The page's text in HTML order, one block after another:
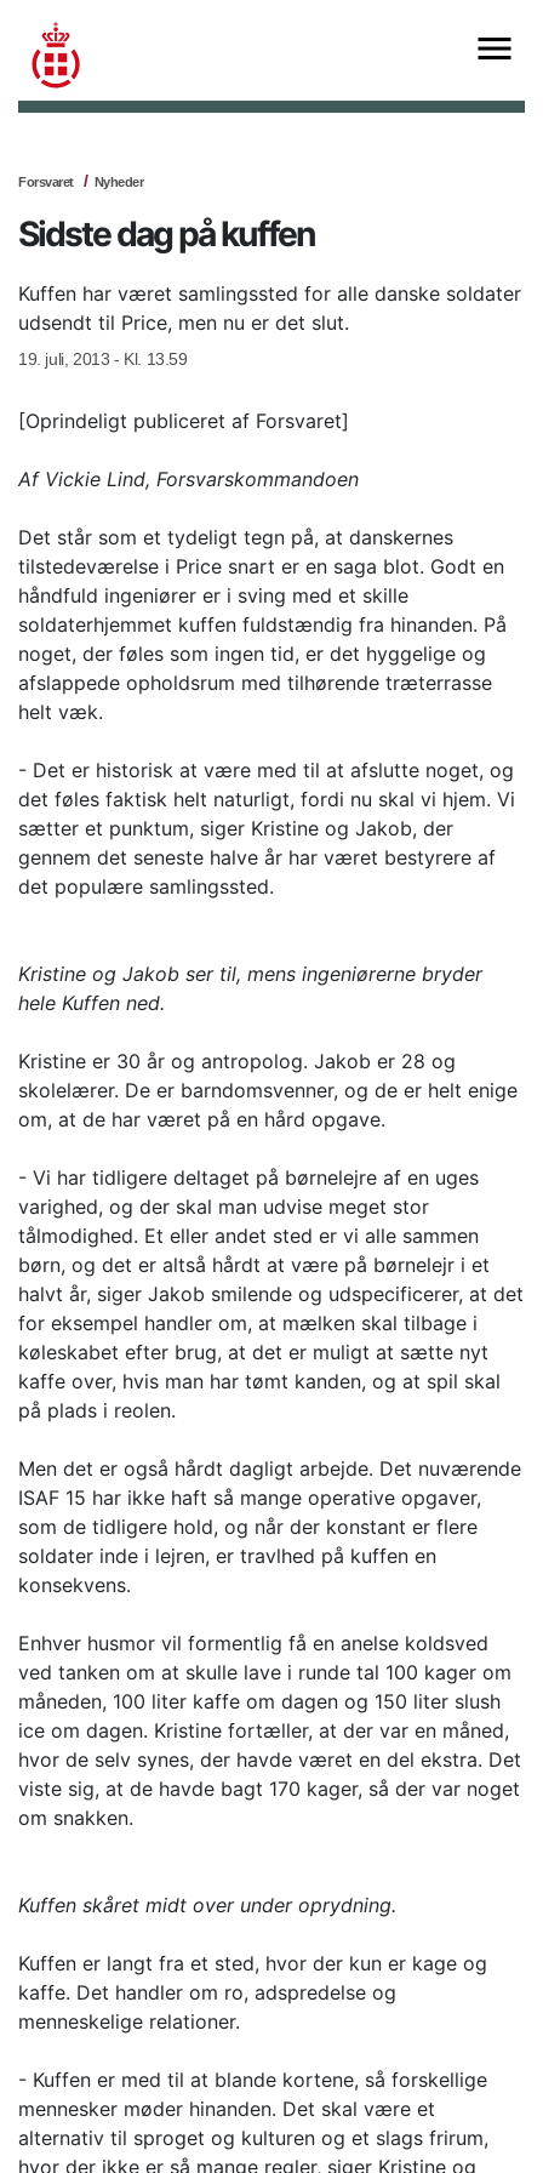
Forsvaret Nyheder
Sidste dag på kuffen
Kuffen har været samlingssted for alle danske soldater
udsendt til Price, men nu er det slut.
19. juli, 2013 - Kl. 13.59
[Oprindeligt publiceret af Forsvaret]
Af Vickie Lind, Forsvarskommandoen
Det står som et tydeligt tegn på, at danskernes
tilstedeværelse i Price snart er en saga blot. Godt en
håndfuld ingeniører er i sving med et skille
soldaterhjemmet kuffen fuldstændig fra hinanden. På
noget, der føles som ingen tid, er det hyggelige og
afslappede opholdsrum med tilhørende træterrasse
helt væk.
- Det er historisk at være med til at afslutte noget, og
det føles faktisk helt naturligt, fordi nu skal vi hjem. Vi
sætter et punktum, siger Kristine og Jakob, der
gennem det seneste halve år har været bestyrere af
det populære samlingssted.
Kristine og Jakob ser til, mens ingeniørerne bryder
hele Kuffen ned.
Kristine er 30 år og antropolog. Jakob er 28 og
skolelærer. De er barndomsvenner, og de er helt enige
om, at de har været på en hård opgave.
- Vi har tidligere deltaget på børnelejre af en uges
varighed, og der skal man udvise meget stor
tålmodighed. Et eller andet sted er vi alle sammen
børn, og det er altså hårdt at være på børnelejr i et
halvt år, siger Jakob smilende og udspecificerer, at det
for eksempel handler om, at mælken skal tilbage i
køleskabet efter brug, at det er muligt at sætte nyt
kaffe over, hvis man har tømt kanden, og at spil skal
på plads i reolen.
Men det er også hårdt dagligt arbejde. Det nuværende
ISAF 15 har ikke haft så mange operative opgaver,
som de tidligere hold, og når der konstant er flere
soldater inde i lejren, er travlhed på kuffen en
konsekvens.
Enhver husmor vil formentlig få en anelse koldsved
ved tanken om at skulle lave i runde tal 100 kager om
måneden, 100 liter kaffe om dagen og 150 liter slush
ice om dagen. Kristine fortæller, at der var en måned,
hvor de selv synes, der havde været en del ekstra. Det
viste sig, at de havde bagt 170 kager, så der var noget
om snakken.
Kuffen skåret midt over under oprydning.
Kuffen er langt fra et sted, hvor der kun er kage og
kaffe. Det handler om ro, adspredelse og
menneskelige relationer.
- Kuffen er med til at blande kortene, så forskellige
mennesker møder hinanden. Det skal være et
alternativ til sproget og kulturen og et slags frirum,
hvor der ikke er så mange regler, siger Kristine og